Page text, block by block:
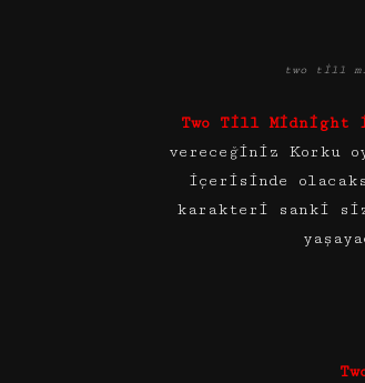
two till
Two Till
vereceğiniz Korku
içerisinde
karakteri sanki